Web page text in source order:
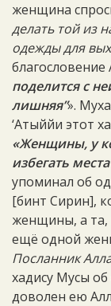
женщина
делать той из
одежды для
благословение
поделится с
лишняя”».
‘Атыййи этот
«Женщины, у
избегать
упоминал об
[бинт Сирин],
женщины, а та,
ещё одной
Посланник
хадису Мусы
доволен ею